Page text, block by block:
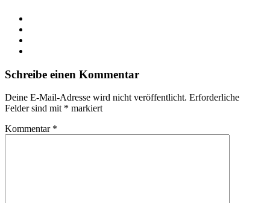
Schreibe einen Kommentar
Deine E-Mail-Adresse wird nicht veröffentlicht. Erforderliche
Felder sind mit * markiert
Kommentar *